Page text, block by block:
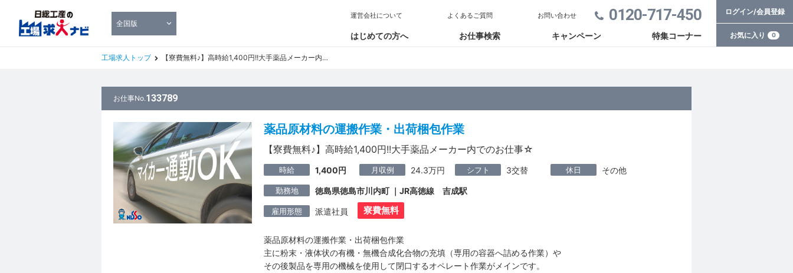
全国版 0120-717-450
はじめての方へ お仕事検索 キャンペーン 特集コーナー
運営会社について よくあるご質問 お問い合わせ ログイン/会員登録
お気に入り 0
工場求人トップ 【寮費無料♪】高時給1,400円!!大手薬品メーカー内でのお仕事☆
お仕事No.133789
薬品原材料の運搬作業・出荷梱包作業
【寮費無料♪】高時給1,400円!!大手薬品メーカー内でのお仕事☆
時給 1,400円 月収例 24.3万円 シフト 3交替 休日 その他
勤務地 徳島県徳島市川内町 ｜JR高徳線 吉成駅
雇用形態 派遣社員 寮費無料
薬品原材料の運搬作業・出荷梱包作業
主に粉末・液体状の有機・無機合成化合物の充填（専用の容器へ詰める作業）や
その後製品を専用の機械を使用して閉口するオペレート作業がメインです。